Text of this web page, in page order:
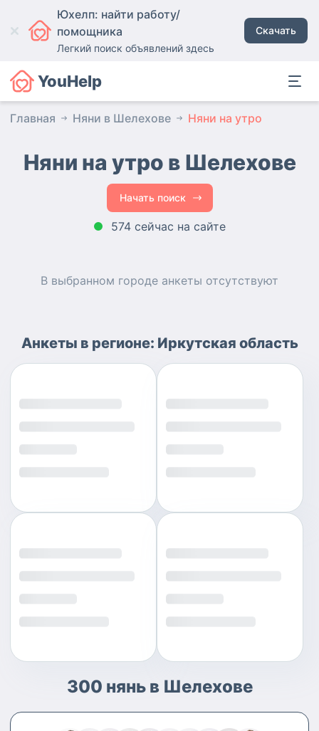
Юхелп: найти работу/
помощника
Легкий поиск объявлений здесь
Скачать
YouHelp
Главная Няни в Шелехове Няни на утро
Няни на утро в Шелехове
Начать поиск
574 сейчас на сайте
В выбранном городе анкеты отсутствуют
Анкеты в регионе: Иркутская область
300 нянь в Шелехове